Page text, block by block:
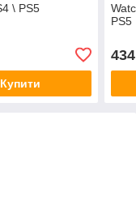
\ PS5
Купити
PS5
434